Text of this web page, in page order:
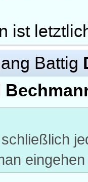
ist
Battig